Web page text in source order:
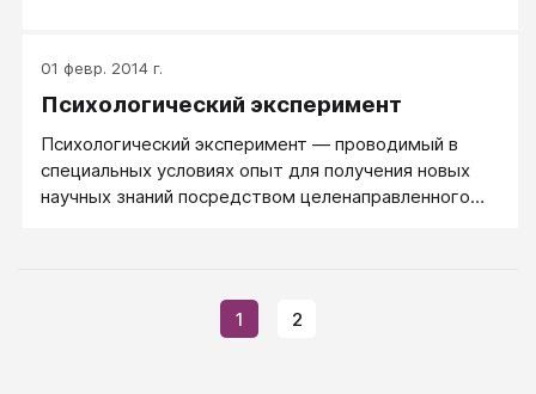
01 февр. 2014 г.
Психологический эксперимент
Психологический эксперимент — проводимый в
специальных условиях опыт для получения новых
научных знаний посредством целенаправленного
исследователь непосредственно изменяет некий
фактор (или факторы), поддерживает остальные
1 2